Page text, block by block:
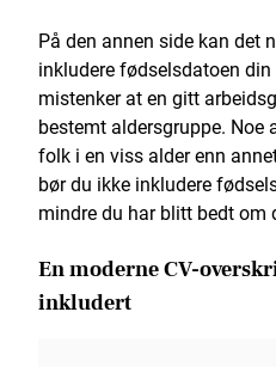
På den annen side kan det
inkludere fødselsdatoen din
mistenker at en gitt
bestemt aldersgruppe. Noe
folk i en viss alder enn
bør du ikke inkludere
mindre du har blitt bedt om
En moderne CV-
inkludert